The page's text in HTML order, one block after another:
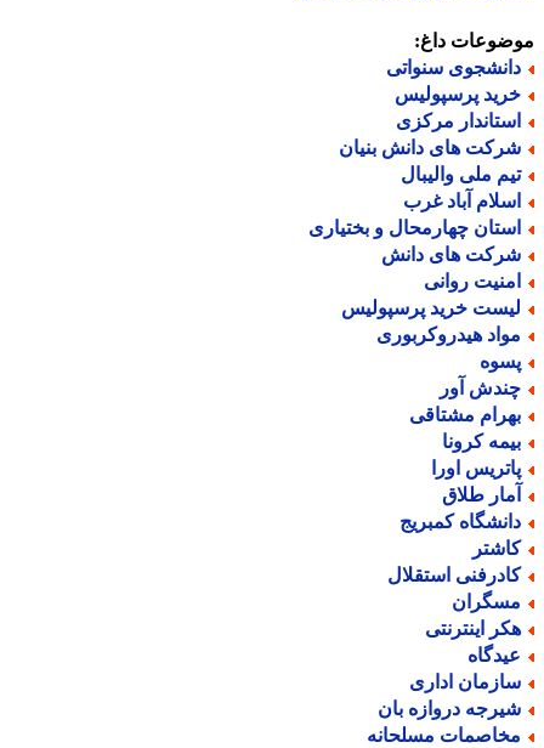
داغ:
سنواتی
پرسپولیس
مرکزی
های دانش بنیان
ملی والیبال
آباد غرب
چهارمحال و بختیاری
های دانش
روانی
خرید پرسپولیس
هیدروکربوری
آور
مشتاقی
کرونا
اورا
طلاق
کمبریج
استقلال
اینترنتی
اداری
دروازه بان
مسلحانه